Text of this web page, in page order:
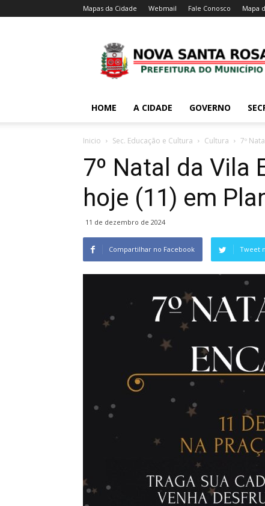
Mapas da Cidade Webmail Fale Conosco Mapa
HOME A CIDADE GOVERNO
Inicio Sec. Educação e Cultura Cultura 7º
7º Natal da Vila
hoje (11) em
11 de dezembro de 2024
Compartilhar no Facebook Tweet